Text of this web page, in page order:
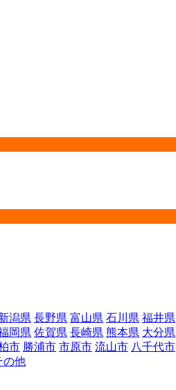
潟県 長野県 富山県 石川県 福井県
岡県 佐賀県 長崎県 熊本県 大分県
市 勝浦市 市原市 流山市 八千代市
の他